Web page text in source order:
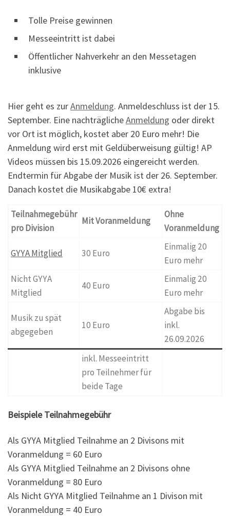
Tolle Preise gewinnen
Messeeintritt ist dabei
Öffentlicher Nahverkehr an den Messetagen
inklusive
Hier geht es zurAnmeldung. Anmeldeschluss ist der 15.
September. Eine nachträglicheAnmeldung oder direkt
vor Ort ist möglich, kostet aber 20 Euro mehr! Die
Anmeldung wird erst mit Geldüberweisung gültig! AP
Videos müssen bis 15.09.2026 eingereicht werden.
Endtermin für Abgabe der Musik ist der 26. September.
Danach kostet die Musikabgabe 10€ extra!
Teilnahmegebühr
pro Division
Mit Voranmeldung
Ohne
Voranmeldung
GYYA Mitglied 30 Euro
Einmalig 20
Euro mehr
Nicht GYYA
Mitglied
40 Euro
Einmalig 20
Euro mehr
Musik zu spät
abgegeben
10 Euro
Abgabe bis
inkl.
26.09.2026
inkl. Messeeintritt
pro Teilnehmer für
beide Tage
Beispiele Teilnahmegebühr
Als GYYA Mitglied Teilnahme an 2 Divisons mit
Voranmeldung = 60 Euro
Als GYYA Mitglied Teilnahme an 2 Divisons ohne
Voranmeldung = 80 Euro
Als Nicht GYYA Mitglied Teilnahme an 1 Divison mit
Voranmeldung = 40 Euro